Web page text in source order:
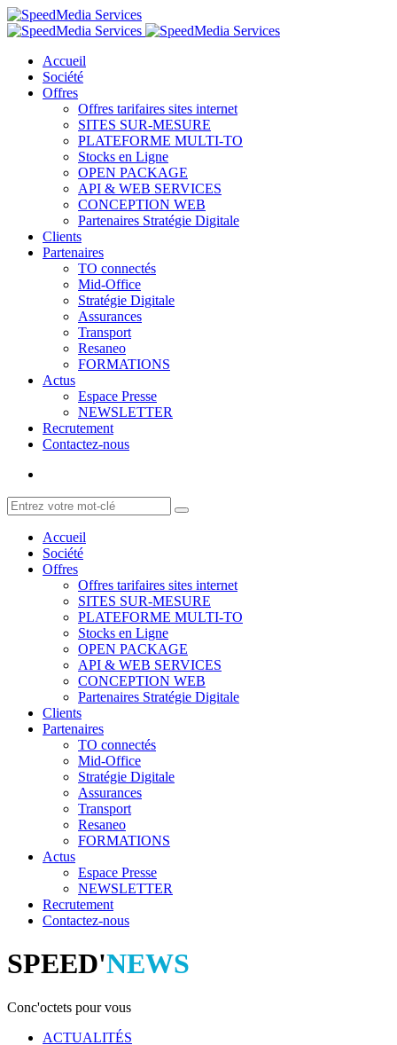
Accueil
Société
Offres
Offres tarifaires sites internet
SITES SUR-MESURE
PLATEFORME MULTI-TO
Stocks en Ligne
OPEN PACKAGE
API & WEB SERVICES
CONCEPTION WEB
Partenaires Stratégie Digitale
Clients
Partenaires
TO connectés
Mid-Office
Stratégie Digitale
Assurances
Transport
Resaneo
FORMATIONS
Actus
Espace Presse
NEWSLETTER
Recrutement
Contactez-nous
Accueil
Société
Offres
Offres tarifaires sites internet
SITES SUR-MESURE
PLATEFORME MULTI-TO
Stocks en Ligne
OPEN PACKAGE
API & WEB SERVICES
CONCEPTION WEB
Partenaires Stratégie Digitale
Clients
Partenaires
TO connectés
Mid-Office
Stratégie Digitale
Assurances
Transport
Resaneo
FORMATIONS
Actus
Espace Presse
NEWSLETTER
Recrutement
Contactez-nous
SPEED'NEWS
Conc'octets pour vous
ACTUALITÉS